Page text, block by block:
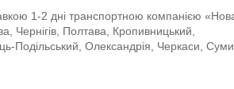
1-2 дні транспортною компанією
Чернігів, Полтава, Кропивницький,
Подільський, Олександрія, Черкаси, Суми,